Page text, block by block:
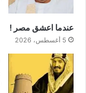
عندما اعشق مصر !
5 أغسطس، 2026